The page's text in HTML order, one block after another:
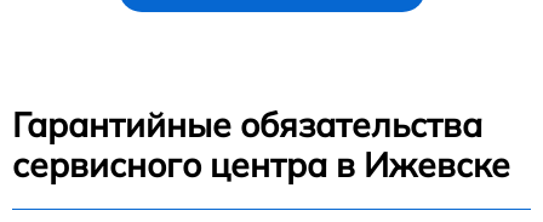
Гарантийные обязательства
сервисного центра в Ижевске